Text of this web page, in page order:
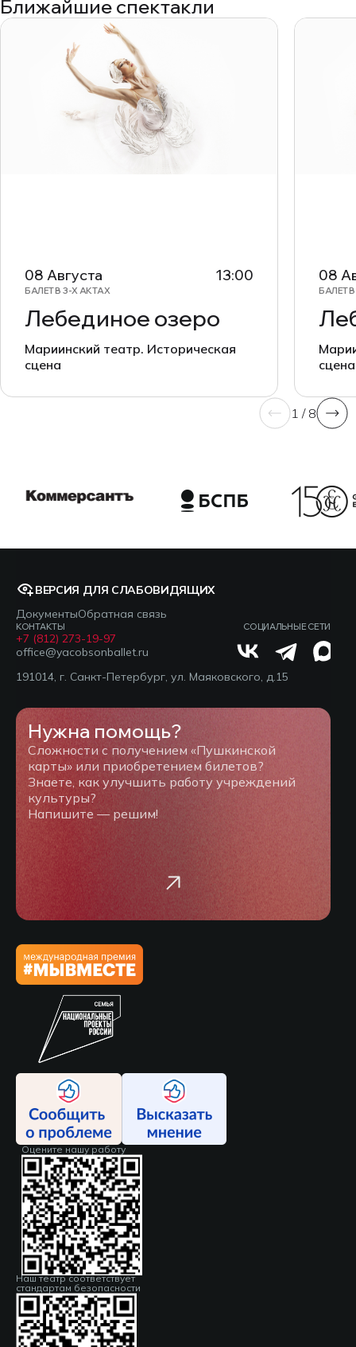
Ближайшие спектакли
08 Августа 13:00
БАЛЕТ В 3-Х АКТАХ
Лебединое озеро
Мариинский театр. Историческая
сцена
08
БАЛЕТ
сцена
1 / 8
ВЕРСИЯ ДЛЯ СЛАБОВИДЯЩИХ
ДокументыОбратная связь
КОНТАКТЫ
+7 (812) 273-19-97
office@yacobsonballet.ru
СОЦИАЛЬНЫЕ СЕТИ
191014, г. Санкт-Петербург, ул. Маяковского, д.15
Нужна помощь?
Сложности с получением «Пушкинской
карты» или приобретением билетов?
Знаете, как улучшить работу учреждений
культуры?
Напишите — решим!
Оцените нашу работу
Наш театр соответствует
стандартам безопасности